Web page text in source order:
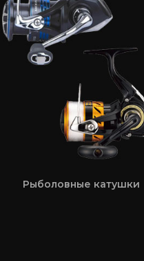
Рыболовные катушки